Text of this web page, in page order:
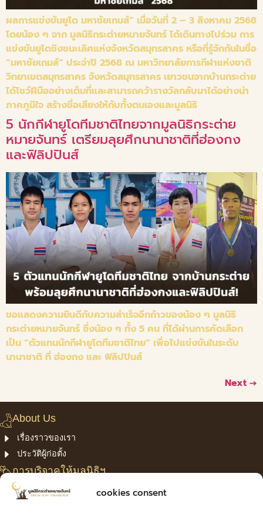
cookies consent
ผลการแข่งขันยูโด มหาชัยเกมส์” เมื่อวันที่ 2 – 3 สิงหาคม 2568
โดยน้อง ๆ จาก มูลนิธิกระต่ายหมายจันทร์ ได้เดินทางไปร่วม การ
แข่งขันยูโดชิงชนะเลิศแห่งจังหวัดสมุทรสาคร หรือที่รู้จักกันในชื่อ
“มหาชัยเกมส์” ประจำปี 2568 ณ มหาวิทยาลัยการกีฬาแห่งชาติ
วิทยาเขตสมุทรสาคร จังหวัดสมุทรสาคร เยาวชนจากบ้านกระต่าย
ได้โชว์ฝีมืออย่างเต็มที่และสามารถคว้ารางวัลกลับมาได้อย่างน่า
ภาคภูมิใจ สร้างชื่อเสียงให้กับทั้งตนเองและมูลนิธิ
5 นักกีฬายูโดทีมชาติไทยจากมูลนิธิกระต่าย
หมายจันทร์ เตรียมลุยศึกนานาชาติที่ฮ่องกง
และฟิลิปปินส์
ขอแสดงความยินดีกับความสำเร็จอีกก้าวของน้อง ๆ มูลนิธิ
กระต่ายหมายจันทร์ ซึ่งน้อง ๆ ทั้ง 5 คน ที่ได้ผ่านการคัดเลือก
เป็น “ตัวแทนนักกีฬายูโดทีมชาติไทย” เพื่อไปแข่งขันในระดับ
นานาชาติ ที่ ฮ่องกง และ ฟิลิปปินส์
Next →
About Us
เรื่องราวของเรา
ประวัติผู้ก่อตั้ง
การบริจาคให้มูลนิธิฯ
โครงการของเรา